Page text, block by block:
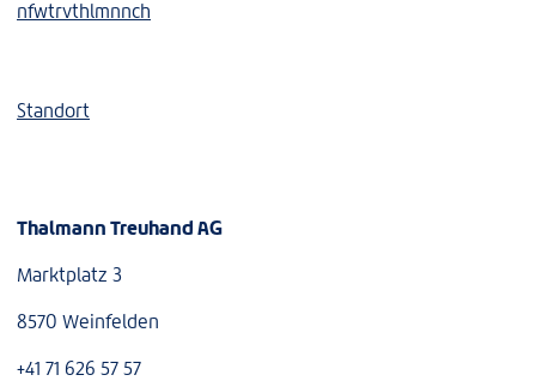
nfwtrvthlmnnch
Standort
Thalmann Treuhand AG
Marktplatz 3
8570 Weinfelden
+41 71 626 57 57